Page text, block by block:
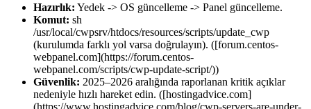
Hazırlık: Yedek -> OS güncelleme -> Panel güncelleme.
Komut: sh
/usr/local/cwpsrv/htdocs/resources/scripts/update_cwp
(kurulumda farklı yol varsa doğrulayın). ([forum.centos-
webpanel.com](https://forum.centos-
webpanel.com/scripts/cwp-update-script/))
Güvenlik: 2025–2026 aralığında raporlanan kritik açıklar
nedeniyle hızlı hareket edin. ([hostingadvice.com]
(https://www.hostingadvice.com/blog/cwp-servers-are-under-